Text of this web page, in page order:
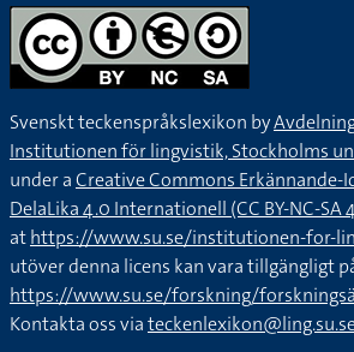
Svenskt teckenspråkslexikon by
Institutionen för lingvistik, Stockholms
under aCreative Commons Erkännande-
DelaLika 4.0 Internationell (CC BY-NC-SA
athttps://www.su.se/institutionen-for-
utöver denna licens kan vara tillgängligt
https://www.su.se/forskning/
Kontakta oss via